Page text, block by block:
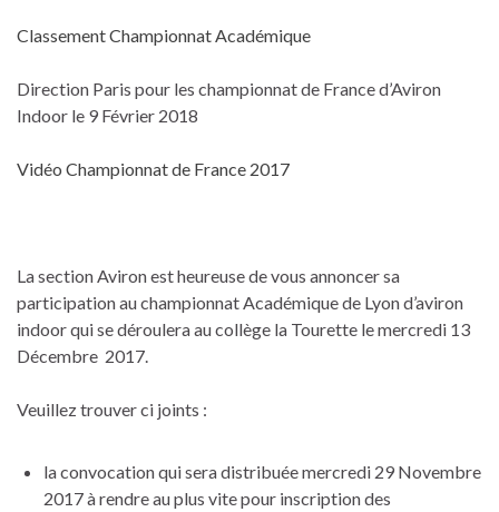
Classement Championnat Académique
Direction Paris pour les championnat de France d’Aviron
Indoor le 9 Février 2018
Vidéo Championnat de France 2017
La section Aviron est heureuse de vous annoncer sa
participation au championnat Académique de Lyon d’aviron
indoor qui se déroulera au collège la Tourette le mercredi 13
Décembre 2017.
Veuillez trouver ci joints :
la convocation qui sera distribuée mercredi 29 Novembre
2017 à rendre au plus vite pour inscription des